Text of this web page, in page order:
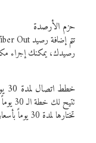
حزم الأرصدة
رصيدك، يمكنك إجراء
خطط اتصال لمدة 30 يومًا
تتيح
تختارها لمدة 30 يوماً بأسعار فايبر المنخفضة.